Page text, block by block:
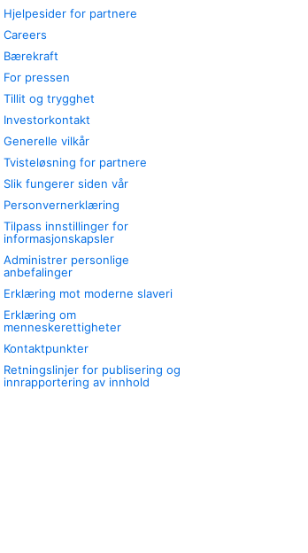
Hjelpesider for partnere
Careers
Bærekraft
For pressen
Tillit og trygghet
Investorkontakt
Generelle vilkår
Tvisteløsning for partnere
Slik fungerer siden vår
Personvernerklæring
Tilpass innstillinger for
informasjonskapsler
Administrer personlige
anbefalinger
Erklæring mot moderne slaveri
Erklæring om
menneskerettigheter
Kontaktpunkter
Retningslinjer for publisering og
innrapportering av innhold